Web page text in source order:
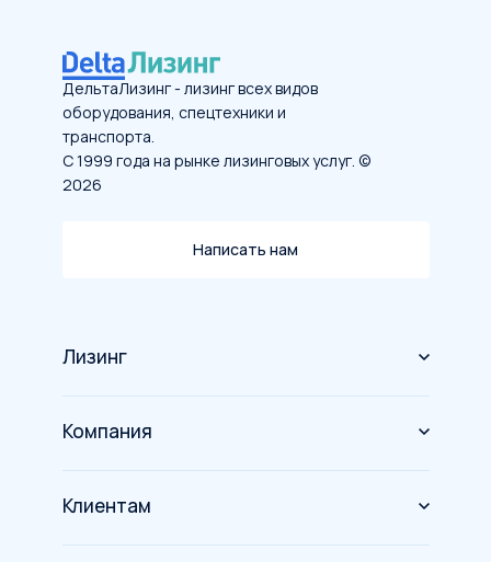
ДельтаЛизинг - лизинг всех видов
оборудования, спецтехники и
транспорта.
С 1999 года на рынке лизинговых услуг. ©
2026
Написать нам
Лизинг
Оборудование
Спецтехника
Грузовой транспорт
Автомобили
Компания
О компании
Новости
Инвесторам
Клиентам
Акции и партнеры